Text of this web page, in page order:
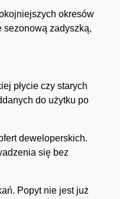
okresów
sezonową zadyszką,
płycie czy starych
do użytku po
deweloperskich.
się bez
Popyt nie jest już